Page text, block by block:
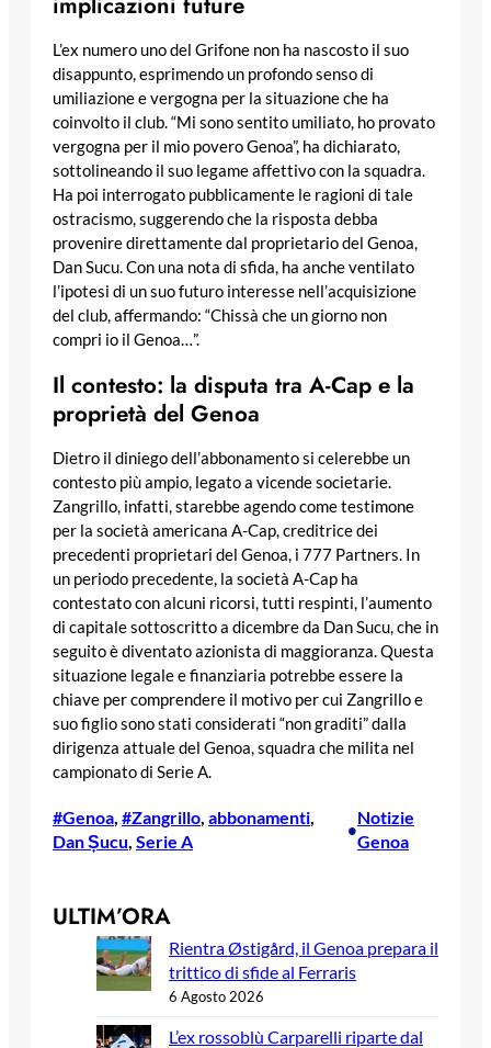
L’ex numero uno del Grifone non ha nascosto il suo
disappunto, esprimendo un profondo senso di
umiliazione e vergogna per la situazione che ha
coinvolto il club. “Mi sono sentito umiliato, ho provato
vergogna per il mio povero Genoa”, ha dichiarato,
sottolineando il suo legame affettivo con la squadra.
Ha poi interrogato pubblicamente le ragioni di tale
ostracismo, suggerendo che la risposta debba
provenire direttamente dal proprietario del Genoa,
Dan Sucu. Con una nota di sfida, ha anche ventilato
l’ipotesi di un suo futuro interesse nell’acquisizione
del club, affermando: “Chissà che un giorno non
compri io il Genoa…”.
Il contesto: la disputa tra A-Cap e la
proprietà del Genoa
Dietro il diniego dell’abbonamento si celerebbe un
contesto più ampio, legato a vicende societarie.
Zangrillo, infatti, starebbe agendo come testimone
per la società americana A-Cap, creditrice dei
precedenti proprietari del Genoa, i 777 Partners. In
un periodo precedente, la società A-Cap ha
contestato con alcuni ricorsi, tutti respinti, l’aumento
di capitale sottoscritto a dicembre da Dan Sucu, che in
seguito è diventato azionista di maggioranza. Questa
situazione legale e finanziaria potrebbe essere la
chiave per comprendere il motivo per cui Zangrillo e
suo figlio sono stati considerati “non graditi” dalla
dirigenza attuale del Genoa, squadra che milita nel
campionato di Serie A.
#Genoa #Zangrillo abbonamenti
Dan Șucu Serie A
•
Notizie
Genoa
ULTIM’ORA
Rientra Østigård, il Genoa prepara il
trittico di sfide al Ferraris
6 Agosto 2026
L’ex rossoblù Carparelli riparte dal